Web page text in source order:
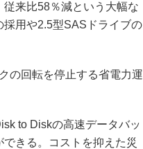
来比58％減という大幅な
用や2.5型SASドライブの
の回転を停止する省電力運
to Diskの高速データバッ
きる。コストを抑えた災